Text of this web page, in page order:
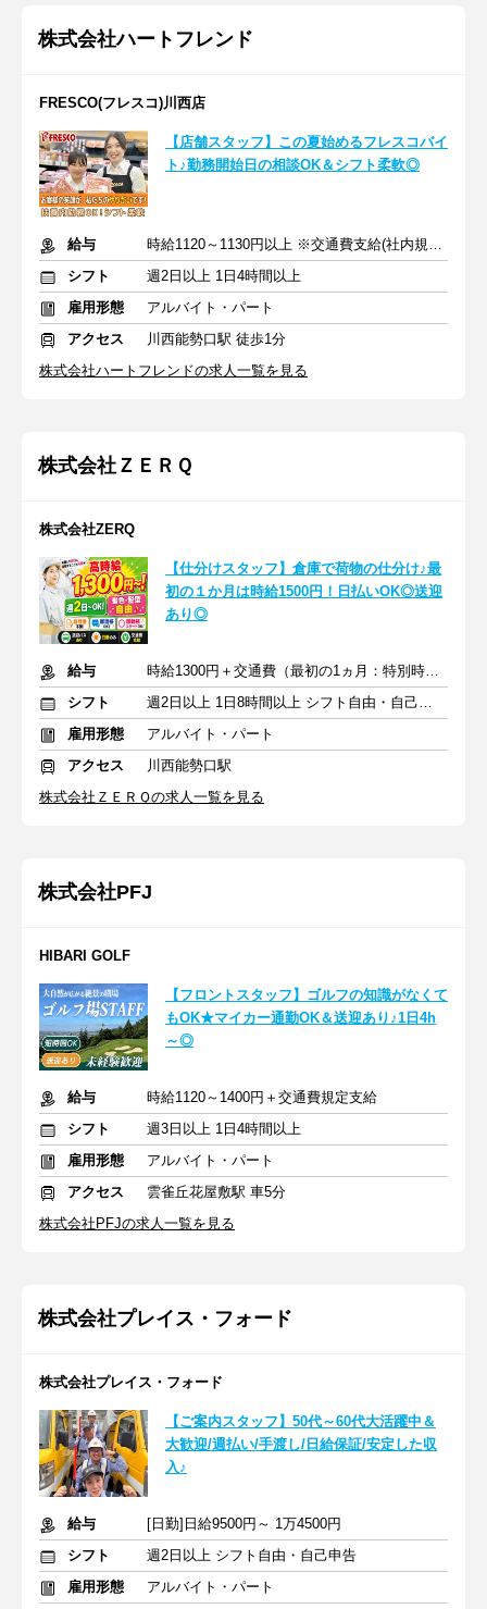
株式会社ハートフレンド
FRESCO(フレスコ)川西店
【店舗スタッフ】この夏始めるフレスコバイ
ト♪勤務開始日の相談OK＆シフト柔軟◎
給与
時給1120～1130円以上 ※交通費支給(社内規定あり)
シフト
週2日以上 1日4時間以上
雇用形態
アルバイト・パート
アクセス
川西能勢口駅 徒歩1分
株式会社ハートフレンドの求人一覧を見る
株式会社ＺＥＲＱ
株式会社ZERQ
【仕分けスタッフ】倉庫で荷物の仕分け♪最
初の１か月は時給1500円！日払いOK◎送迎
あり◎
給与
時給1300円＋交通費（最初の1ヵ月：特別時給1500円）
シフト
週2日以上 1日8時間以上 シフト自由・自己申告
雇用形態
アルバイト・パート
アクセス
川西能勢口駅
株式会社ＺＥＲＱの求人一覧を見る
株式会社PFJ
HIBARI GOLF
【フロントスタッフ】ゴルフの知識がなくて
もOK★マイカー通勤OK＆送迎あり♪1日4h
～◎
給与
時給1120～1400円＋交通費規定支給
シフト
週3日以上 1日4時間以上
雇用形態
アルバイト・パート
アクセス
雲雀丘花屋敷駅 車5分
株式会社PFJの求人一覧を見る
株式会社プレイス・フォード
株式会社プレイス・フォード
【ご案内スタッフ】50代～60代大活躍中＆
大歓迎/週払い/手渡し/日給保証/安定した収
入♪
給与
[日勤]日給9500円～ 1万4500円
シフト
週2日以上 シフト自由・自己申告
雇用形態
アルバイト・パート